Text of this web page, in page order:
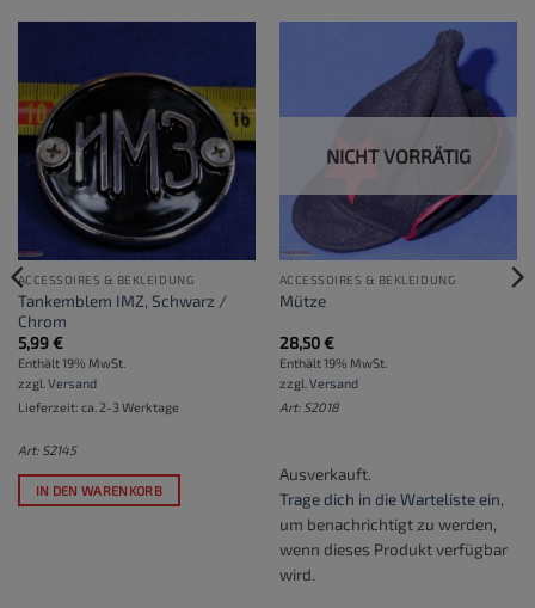
ACCESSOIRES & BEKLEIDUNG
Tankemblem IMZ, Schwarz /
Chrom
5,99€
Enthält 19% MwSt.
zzgl. Versand
Lieferzeit: ca. 2-3 Werktage
Art: S2145
IN DEN WARENKORB
NICHT VORRÄTIG
ACCESSOIRES & BEKLEIDUNG
Mütze
28,50€
Enthält 19% MwSt.
zzgl. Versand
Art: S2018
Ausverkauft.
Trage dich in die Warteliste ein,
um benachrichtigt zu werden,
wenn dieses Produkt verfügbar
wird.